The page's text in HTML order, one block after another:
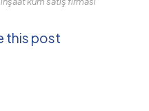
this post